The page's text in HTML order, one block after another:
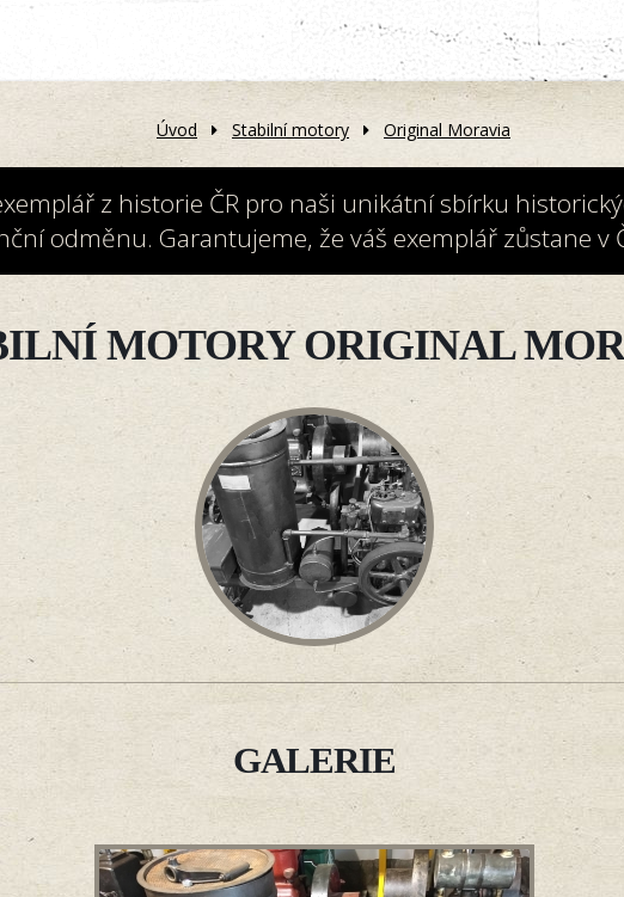
Úvod Stabilní motory Original Moravia
z historie ČR pro naši unikátní sbírku
odměnu. Garantujeme, že váš exemplář zůstane v
MOTORY ORIGINAL
GALERIE